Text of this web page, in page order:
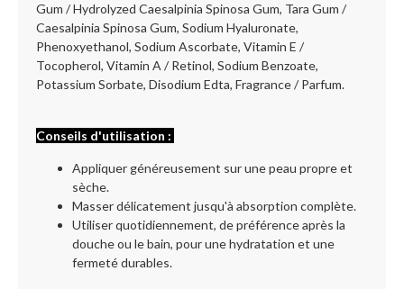
Gum / Hydrolyzed Caesalpinia Spinosa Gum, Tara Gum /
Caesalpinia Spinosa Gum, Sodium Hyaluronate,
Phenoxyethanol, Sodium Ascorbate, Vitamin E /
Tocopherol, Vitamin A / Retinol, Sodium Benzoate,
Potassium Sorbate, Disodium Edta, Fragrance / Parfum.
Conseils d'utilisation :
Appliquer généreusement sur une peau propre et
sèche.
Masser délicatement jusqu'à absorption complète.
Utiliser quotidiennement, de préférence après la
douche ou le bain, pour une hydratation et une
fermeté durables.